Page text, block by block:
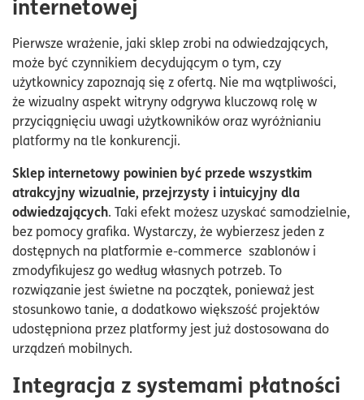
Pierwsze wrażenie, jaki sklep zrobi na odwiedzających,
może być czynnikiem decydującym o tym, czy
użytkownicy zapoznają się z ofertą. Nie ma wątpliwości,
że wizualny aspekt witryny odgrywa kluczową rolę w
przyciągnięciu uwagi użytkowników oraz wyróżnianiu
platformy na tle konkurencji.
Sklep internetowy powinien być przede wszystkim
atrakcyjny wizualnie, przejrzysty i intuicyjny dla
odwiedzających. Taki efekt możesz uzyskać samodzielnie,
bez pomocy grafika. Wystarczy, że wybierzesz jeden z
dostępnych na platformie e-commerce szablonów i
zmodyfikujesz go według własnych potrzeb. To
rozwiązanie jest świetne na początek, ponieważ jest
stosunkowo tanie, a dodatkowo większość projektów
udostępniona przez platformy jest już dostosowana do
urządzeń mobilnych.
Integracja z systemami płatności